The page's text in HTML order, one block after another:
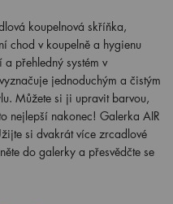
koupelnová skříňka,
chod v koupelně a hygienu
přehledný systém v
jednoduchým a čistým
Můžete si ji upravit barvou,
nejlepší nakonec! Galerka AIR
si dvakrát více zrcadlové
do galerky a přesvědčte se